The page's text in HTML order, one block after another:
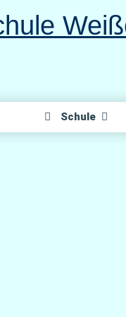
Schu­le